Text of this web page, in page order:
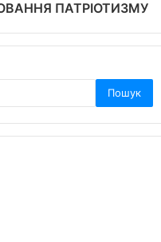
ПАТРІОТИЗМУ
Пошук